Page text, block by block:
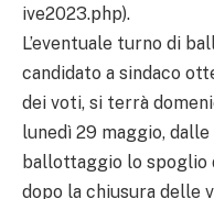
ive2023.php).
L’eventuale turno di
candidato a sindaco
dei voti, si terrà
lunedì 29 maggio,
ballottaggio lo spoglio
dopo la chiusura delle